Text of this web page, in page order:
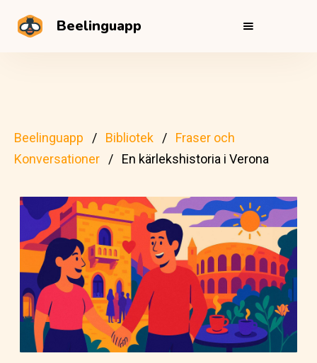
Beelinguapp
Beelinguapp Bibliotek
Fraser och
Konversationer
En kärlekshistoria i Verona